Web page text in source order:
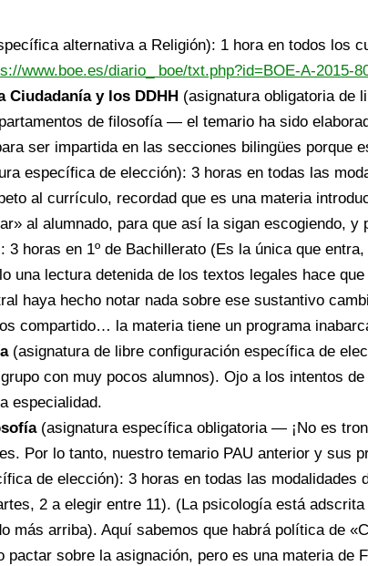
alternativa a Religión): 1 hora en todos los
www.boe.es/diario_ boe/txt.php?id=BOE-A-2015-
Ciudadanía y los DDHH (asignatura obligatoria de
de filosofía — el temario ha sido
ser impartida en las secciones bilingües porque
específica de elección): 3 horas en todas las
al currículo, recordad que es una materia
al alumnado, para que así la sigan escogiendo,
horas en 1º de Bachillerato (Es la única que
una lectura detenida de los textos legales hace
haya hecho notar nada sobre ese sustantivo
compartido… la materia tiene un programa
(asignatura de libre configuración específica de
con muy pocos alumnos). Ojo a los intentos
especialidad.
(asignatura específica obligatoria — ¡No es
Por lo tanto, nuestro temario PAU anterior y sus
de elección): 3 horas en todas las modalidades
2 a elegir entre 11). (La psicología está
más arriba). Aquí sabemos que habrá política de
pactar sobre la asignación, pero es una materia de